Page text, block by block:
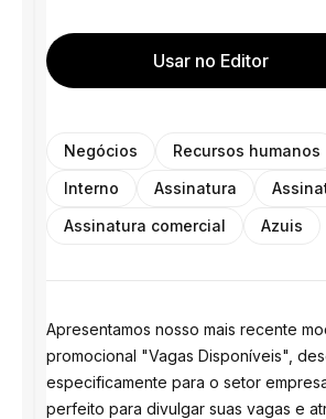
Usar no Editor
Negócios Recursos humanos
Interno
Assinatura
Assinatura comercial
Azuis
Apresentamos nosso mais recente
promocional "Vagas Disponíveis",
especificamente para o setor
perfeito para divulgar suas vagas e